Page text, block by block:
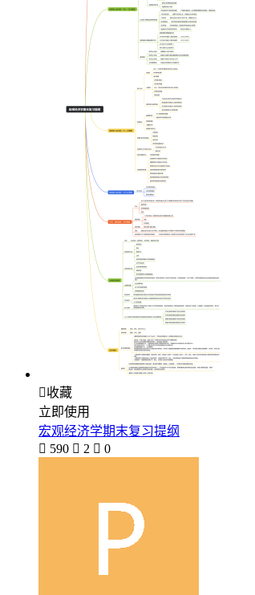
收藏
立即使用
宏观经济学期末复习提纲
 590  2  0